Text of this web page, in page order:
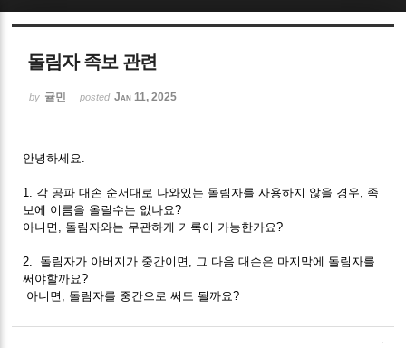
돌림자 족보 관련
by 귤민 posted Jan 11, 2025
안녕하세요.
1. 각 공파 대손 순서대로 나와있는 돌림자를 사용하지 않을 경우, 족
보에 이름을 올릴수는 없나요?
아니면, 돌림자와는 무관하게 기록이 가능한가요?
2. 돌림자가 아버지가 중간이면, 그 다음 대손은 마지막에 돌림자를
써야할까요?
아니면, 돌림자를 중간으로 써도 될까요?
Sketchbook5, 스케치북5
Sketchbook5, 스케치북5